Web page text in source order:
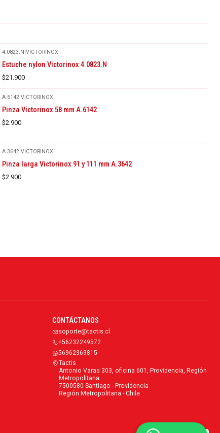
4.0823.N|VICTORINOX
Estuche nylon Victorinox 4.0823.N
$21.900
A.6142|VICTORINOX
Pinza Victorinox 58 mm A.6142
$2.900
A.3642|VICTORINOX
Pinza larga Victorinox 91 y 111 mm A.3642
$2.900
CONTÁCTANOS
soporte@tactis.cl
+56232249572
56962369815
Tactis
Antonio Varas 303, oficina 601, Providencia, Región
Metropolitana
7500580 Santiago - Providencia
Región Metropolitana - Chile